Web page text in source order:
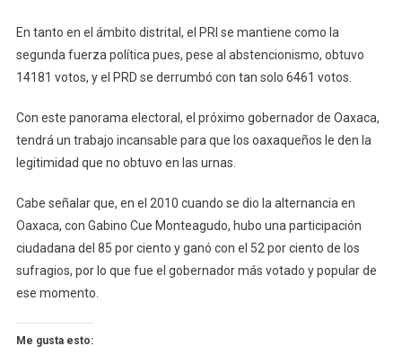
En tanto en el ámbito distrital, el PRI se mantiene como la
segunda fuerza política pues, pese al abstencionismo, obtuvo
14181 votos, y el PRD se derrumbó con tan solo 6461 votos.
Con este panorama electoral, el próximo gobernador de Oaxaca,
tendrá un trabajo incansable para que los oaxaqueños le den la
legitimidad que no obtuvo en las urnas.
Cabe señalar que, en el 2010 cuando se dio la alternancia en
Oaxaca, con Gabino Cue Monteagudo, hubo una participación
ciudadana del 85 por ciento y ganó con el 52 por ciento de los
sufragios, por lo que fue el gobernador más votado y popular de
ese momento.
Me gusta esto: